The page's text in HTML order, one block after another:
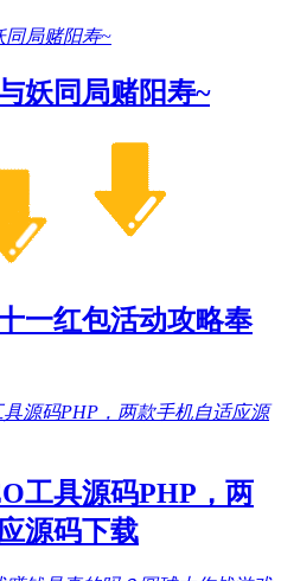
妖同局赌阳寿~
一红包活动攻略奉
工具源码PHP，两
源码下载